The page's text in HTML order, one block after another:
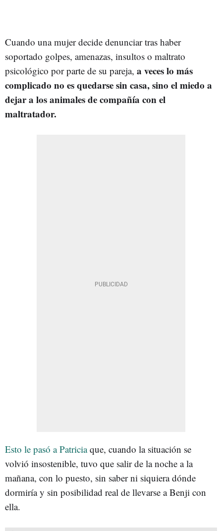
Cuando una mujer decide denunciar tras haber
soportado golpes, amenazas, insultos o maltrato
psicológico por parte de su pareja, a veces lo más
complicado no es quedarse sin casa, sino el miedo a
dejar a los animales de compañía con el
maltratador.
Esto le pasó a Patriciaque, cuando la situación se
volvió insostenible, tuvo que salir de la noche a la
mañana, con lo puesto, sin saber ni siquiera dónde
dormiría y sin posibilidad real de llevarse a Benji con
ella.